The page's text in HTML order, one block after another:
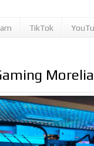
TikTok
Morelia